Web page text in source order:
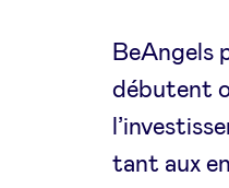
BeAngels
débutent
tant aux